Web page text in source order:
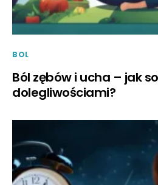
BOL
Ból zębów i ucha – jak
dolegliwościami?